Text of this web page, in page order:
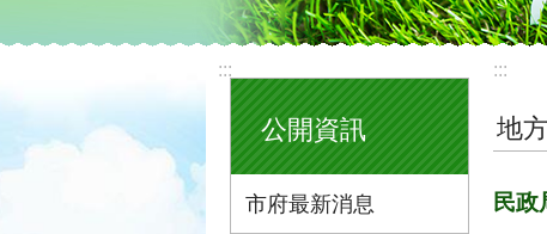
:::
公開資訊
市府最新消息
:::
地
民